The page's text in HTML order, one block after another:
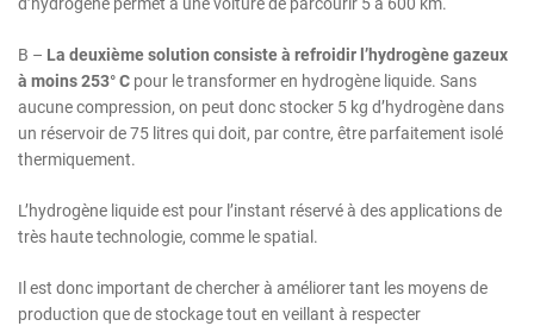
B – La deuxième solution consiste à refroidir l’hydrogène gazeux
à moins 253° C pour le transformer en hydrogène liquide. Sans
aucune compression, on peut donc stocker 5 kg d’hydrogène dans
un réservoir de 75 litres qui doit, par contre, être parfaitement isolé
thermiquement.
L’hydrogène liquide est pour l’instant réservé à des applications de
très haute technologie, comme le spatial.
Il est donc important de chercher à améliorer tant les moyens de
production que de stockage tout en veillant à respecter